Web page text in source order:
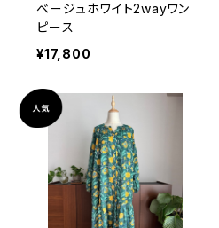
ベージュホワイト2wayワン
ピース
¥17,800